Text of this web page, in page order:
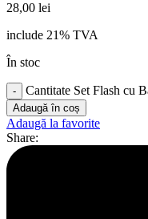
28,00 lei
include 21% TVA
În stoc
Cantitate Set Flash cu
Adaugă în coș
Adaugă la favorite
Share: